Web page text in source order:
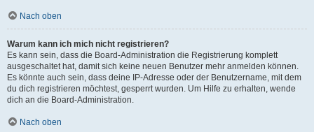
Nach oben
Warum kann ich mich nicht registrieren?
Es kann sein, dass die Board-Administration die Registrierung komplett
ausgeschaltet hat, damit sich keine neuen Benutzer mehr anmelden können.
Es könnte auch sein, dass deine IP-Adresse oder der Benutzername, mit dem
du dich registrieren möchtest, gesperrt wurden. Um Hilfe zu erhalten, wende
dich an die Board-Administration.
Nach oben